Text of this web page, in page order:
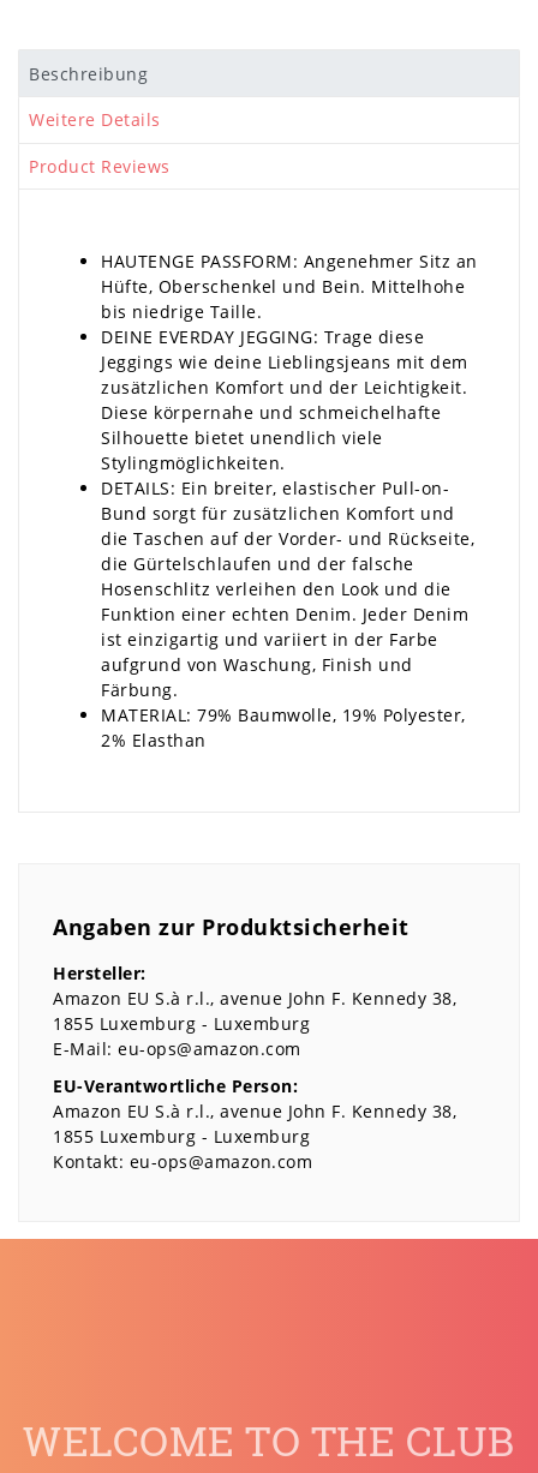
Beschreibung
Weitere Details
Product Reviews
HAUTENGE PASSFORM: Angenehmer Sitz an
Hüfte, Oberschenkel und Bein. Mittelhohe
bis niedrige Taille.
DEINE EVERDAY JEGGING: Trage diese
Jeggings wie deine Lieblingsjeans mit dem
zusätzlichen Komfort und der Leichtigkeit.
Diese körpernahe und schmeichelhafte
Silhouette bietet unendlich viele
Stylingmöglichkeiten.
DETAILS: Ein breiter, elastischer Pull-on-
Bund sorgt für zusätzlichen Komfort und
die Taschen auf der Vorder- und Rückseite,
die Gürtelschlaufen und der falsche
Hosenschlitz verleihen den Look und die
Funktion einer echten Denim. Jeder Denim
ist einzigartig und variiert in der Farbe
aufgrund von Waschung, Finish und
Färbung.
MATERIAL: 79% Baumwolle, 19% Polyester,
2% Elasthan
Angaben zur Produktsicherheit
Hersteller:
Amazon EU S.à r.l. avenue John F. Kennedy 38
1855 Luxemburg
Luxemburg
E-Mail: eu-ops@amazon.com
EU-Verantwortliche Person:
Amazon EU S.à r.l. avenue John F. Kennedy 38
1855 Luxemburg
Luxemburg
Kontakt: eu-ops@amazon.com
WELCOME TO THE CLUB